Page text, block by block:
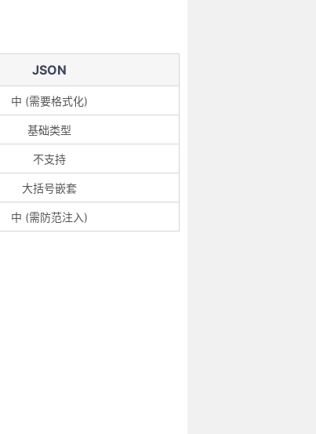
JSON
中 (需要格式化)
基础类型
不支持
大括号嵌套
中 (需防范注入)